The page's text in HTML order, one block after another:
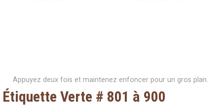
Appuyez deux fois et maintenez enfoncer pour un gros plan.
Étiquette Verte # 801 à 900